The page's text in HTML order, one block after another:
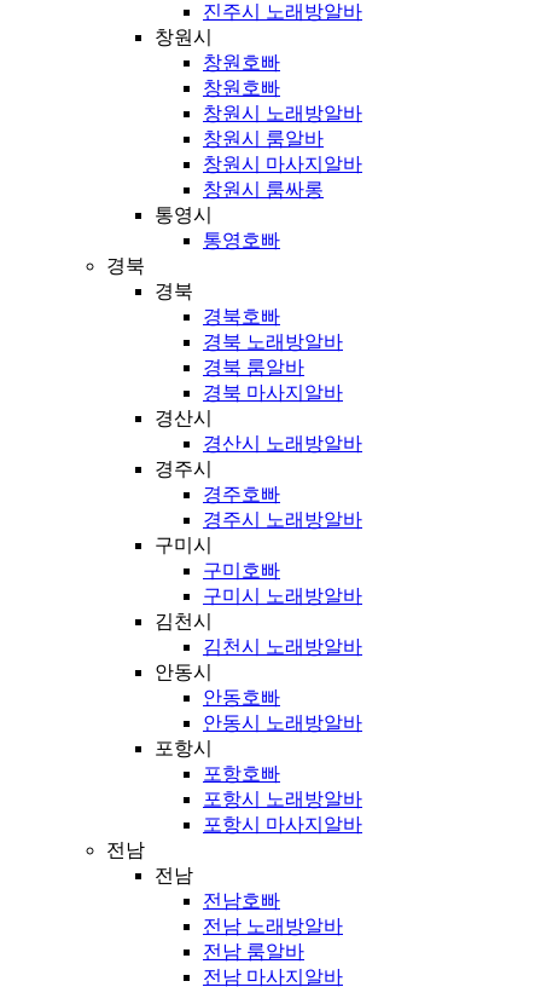
진주시 노래방알바
창원시
창원호빠
창원호빠
창원시 노래방알바
창원시 룸알바
창원시 마사지알바
창원시 룸싸롱
통영시
통영호빠
경북
경북
경북호빠
경북 노래방알바
경북 룸알바
경북 마사지알바
경산시
경산시 노래방알바
경주시
경주호빠
경주시 노래방알바
구미시
구미호빠
구미시 노래방알바
김천시
김천시 노래방알바
안동시
안동호빠
안동시 노래방알바
포항시
포항호빠
포항시 노래방알바
포항시 마사지알바
전남
전남
전남호빠
전남 노래방알바
전남 룸알바
전남 마사지알바